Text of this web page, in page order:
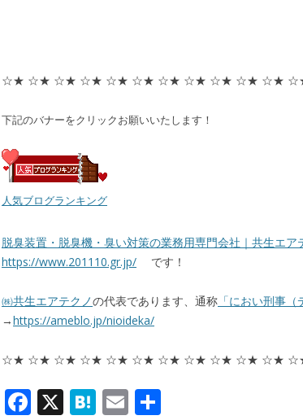
☆★ ☆★ ☆★ ☆★ ☆★ ☆★ ☆★ ☆★ ☆★ ☆★ ☆★
下記のバナーをクリックお願いいたします！
人気ブログランキング
脱臭装置・脱臭機・臭い対策の業務用専門会社｜共生エア
https://www.201110.gr.jp/ です！
㈱共生エアテクノの代表であります、通称 「におい刑事（
→https://ameblo.jp/nioideka/
☆★ ☆★ ☆★ ☆★ ☆★ ☆★ ☆★ ☆★ ☆★ ☆★ ☆★
F X H E